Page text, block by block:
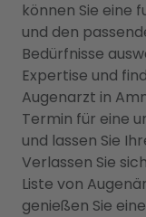
können Sie eine
und den
Bedürfnisse
Expertise und
Augenarzt in
Termin für eine
und lassen Sie
Verlassen Sie
Liste von
genießen Sie